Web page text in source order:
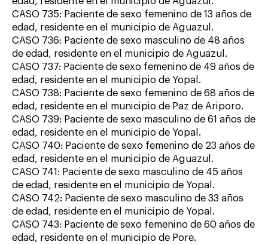
CASO 735: Paciente de sexo femenino de 13 años de
edad, residente en el municipio de Aguazul.
CASO 736: Paciente de sexo masculino de 48 años
de edad, residente en el municipio de Aguazul.
CASO 737: Paciente de sexo femenino de 49 años de
edad, residente en el municipio de Yopal.
CASO 738: Paciente de sexo femenino de 68 años de
edad, residente en el municipio de Paz de Ariporo.
CASO 739: Paciente de sexo masculino de 61 años de
edad, residente en el municipio de Yopal.
CASO 740: Paciente de sexo femenino de 23 años de
edad, residente en el municipio de Aguazul.
CASO 741: Paciente de sexo masculino de 45 años
de edad, residente en el municipio de Yopal.
CASO 742: Paciente de sexo masculino de 33 años
de edad, residente en el municipio de Yopal.
CASO 743: Paciente de sexo femenino de 60 años de
edad, residente en el municipio de Pore.